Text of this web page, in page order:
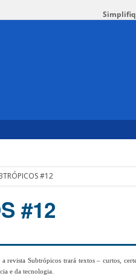
#12
#12
revista Subtrópicos trará textos – curtos,
e da tecnologia.